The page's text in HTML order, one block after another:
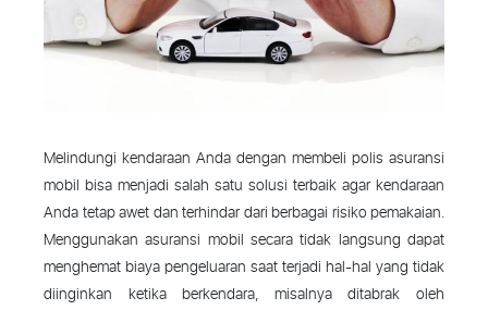
Melindungi kendaraan Anda dengan membeli polis asuransi
mobil bisa menjadi salah satu solusi terbaik agar kendaraan
Anda tetap awet dan terhindar dari berbagai risiko pemakaian.
Menggunakan asuransi mobil secara tidak langsung dapat
menghemat biaya pengeluaran saat terjadi hal-hal yang tidak
diinginkan ketika berkendara, misalnya ditabrak oleh